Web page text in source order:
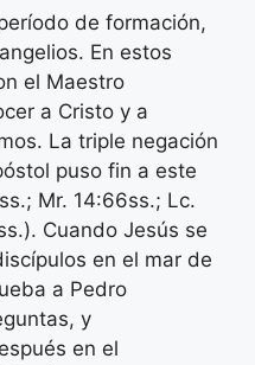
de formación,
En estos
el Maestro
a Cristo y a
La triple negación
puso fin a este
Mr. 14:66ss.; Lc.
Cuando Jesús se
en el mar de
a Pedro
y
en el